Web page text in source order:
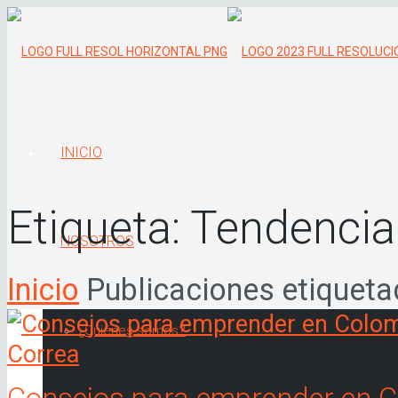
INICIO
NOSOTROS
¿Quiénes somos?
Etiqueta:
Inicio Publicaciones